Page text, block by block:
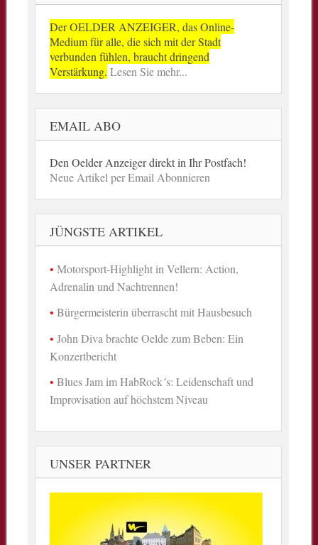
Der OELDER ANZEIGER, das Online-
Medium für alle, die sich mit der Stadt
verbunden fühlen, braucht dringend
Verstärkung. Lesen Sie mehr...
EMAIL ABO
Den Oelder Anzeiger direkt in Ihr Postfach!
Neue Artikel per Email Abonnieren
JÜNGSTE ARTIKEL
Motorsport-Highlight in Vellern: Action,
Adrenalin und Nachtrennen!
Bürgermeisterin überrascht mit Hausbesuch
John Diva brachte Oelde zum Beben: Ein
Konzertbericht
Blues Jam im HabRock´s: Leidenschaft und
Improvisation auf höchstem Niveau
UNSER PARTNER